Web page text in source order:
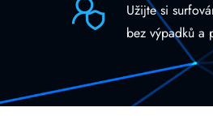
Užijte si
bez výpadků a